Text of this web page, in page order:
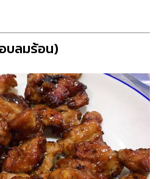
บลมร้อน)